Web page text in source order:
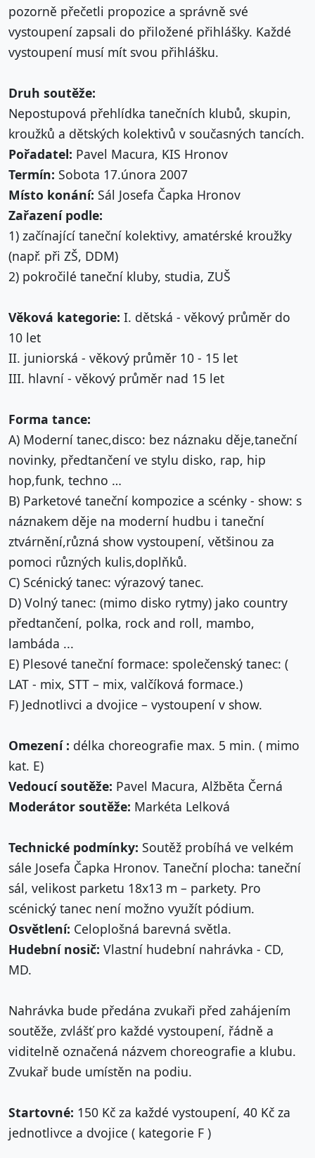
pozorně přečetli propozice a správně své
vystoupení zapsali do přiložené přihlášky. Každé
vystoupení musí mít svou přihlášku.
Druh soutěže:
Nepostupová přehlídka tanečních klubů, skupin,
kroužků a dětských kolektivů v současných tancích.
Pořadatel: Pavel Macura, KIS Hronov
Termín: Sobota 17.února 2007
Místo konání: Sál Josefa Čapka Hronov
Zařazení podle:
1) začínající taneční kolektivy, amatérské kroužky
(např. při ZŠ, DDM)
2) pokročilé taneční kluby, studia, ZUŠ
Věková kategorie: I. dětská - věkový průměr do
10 let
II. juniorská - věkový průměr 10 - 15 let
III. hlavní - věkový průměr nad 15 let
Forma tance:
A) Moderní tanec,disco: bez náznaku děje,taneční
novinky, předtančení ve stylu disko, rap, hip
hop,funk, techno …
B) Parketové taneční kompozice a scénky - show: s
náznakem děje na moderní hudbu i taneční
ztvárnění,různá show vystoupení, většinou za
pomoci různých kulis,doplňků.
C) Scénický tanec: výrazový tanec.
D) Volný tanec: (mimo disko rytmy) jako country
předtančení, polka, rock and roll, mambo,
lambáda ...
E) Plesové taneční formace: společenský tanec: (
LAT - mix, STT – mix, valčíková formace.)
F) Jednotlivci a dvojice – vystoupení v show.
Omezení : délka choreografie max. 5 min. ( mimo
kat. E)
Vedoucí soutěže: Pavel Macura, Alžběta Černá
Moderátor soutěže: Markéta Lelková
Technické podmínky: Soutěž probíhá ve velkém
sále Josefa Čapka Hronov. Taneční plocha: taneční
sál, velikost parketu 18x13 m – parkety. Pro
scénický tanec není možno využít pódium.
Osvětlení: Celoplošná barevná světla.
Hudební nosič: Vlastní hudební nahrávka - CD,
MD.
Nahrávka bude předána zvukaři před zahájením
soutěže, zvlášť pro každé vystoupení, řádně a
viditelně označená názvem choreografie a klubu.
Zvukař bude umístěn na podiu.
Startovné: 150 Kč za každé vystoupení, 40 Kč za
jednotlivce a dvojice ( kategorie F )